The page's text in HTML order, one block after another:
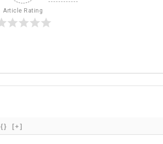
Article Rating
{} [+]